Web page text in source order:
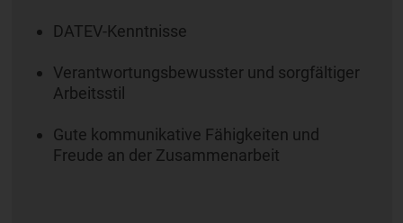
DATEV-Kenntnisse
Verantwortungsbewusster und sorgfältiger
Arbeitsstil
Gute kommunikative Fähigkeiten und
Freude an der Zusammenarbeit